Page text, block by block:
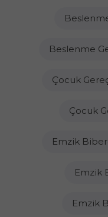
Beslenme
Çocuk
Çocuk
Emzik
Emzik
Emzik